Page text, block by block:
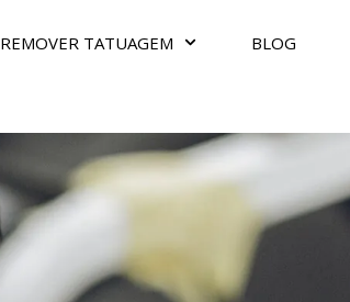
REMOVER TATUAGEM BLOG